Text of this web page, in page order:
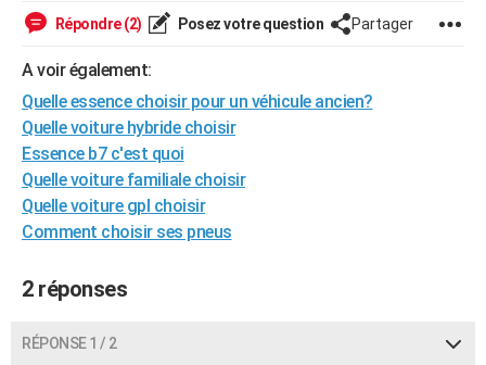
GUIDES D'ACHAT
CARTE DE VOEUX
Carte de Noël
Carte Bonne année
Carte Saint-Valentin
Carte Pâques
Carte d'anniversaire
DICTIONNAIRE
Dictionnaire
Biographies
Citations
Expressions
Proverbes
PROGRAMME TV
COPAINS D'AVANT
AVIS DE DÉCÈS
Répondre (2) Posez votre question Partager
A voir également:
Quelle essence choisir pour un véhicule ancien?
Quelle voiture hybride choisir
Essence b7 c'est quoi
Quelle voiture familiale choisir
Quelle voiture gpl choisir
Comment choisir ses pneus
2 réponses
RÉPONSE 1 / 2